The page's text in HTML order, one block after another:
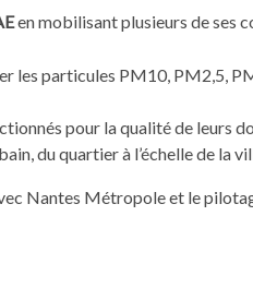
en mobilisant plusieurs de ses
les particules PM10, PM2,5,
pour la qualité de leurs
du quartier à l’échelle de la
Nantes Métropole et le